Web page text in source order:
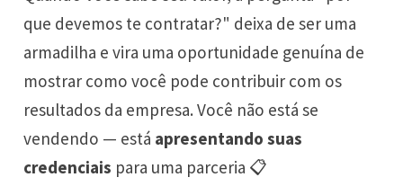
que devemos te contratar?" deixa de ser uma
armadilha e vira uma oportunidade genuína de
mostrar como você pode contribuir com os
resultados da empresa. Você não está se
vendendo — está apresentando suas
credenciais para uma parceria 📋